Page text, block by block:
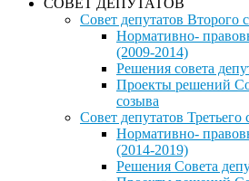
СОВЕТ ДЕПУТАТОВ
Совет депутатов Второго
Нормативно-
(2009-2014)
Решения совета
Проекты решений
созыва
Совет депутатов
Нормативно-
(2014-2019)
Решения Совета